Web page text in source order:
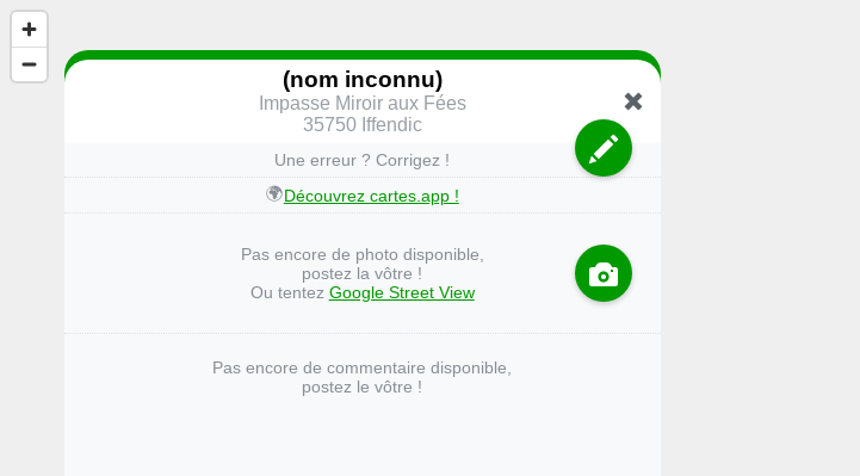
(nom inconnu)
Impasse Miroir aux Fées
35750 Iffendic
Une erreur ? Corrigez !
🌍Découvrez cartes.app !
Pas encore de photo disponible,
postez la vôtre !
Ou tentez Google Street View
Pas encore de commentaire disponible,
postez le vôtre !